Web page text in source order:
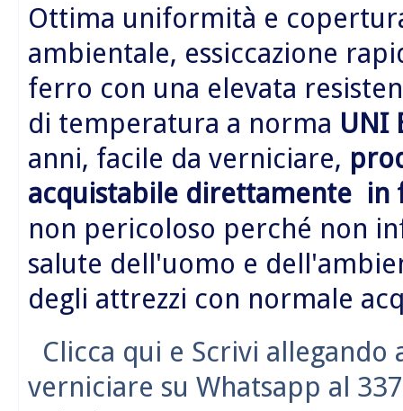
Ottima uniformità e
ambientale, essiccazione
ferro con una elevata
di temperatura a norma UNI
anni, facile da verniciare,
acquistabile direttamente in
non pericoloso perché non
salute dell'uomo e
degli attrezzi con normale
Clicca qui e Scrivi
verniciare su Whatsapp al